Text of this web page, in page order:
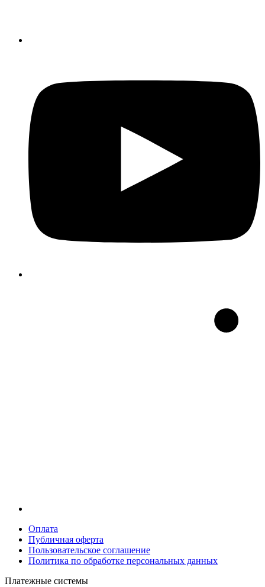
Оплата
Публичная оферта
Пользовательское соглашение
Политика по обработке персональных данных
Платежные системы